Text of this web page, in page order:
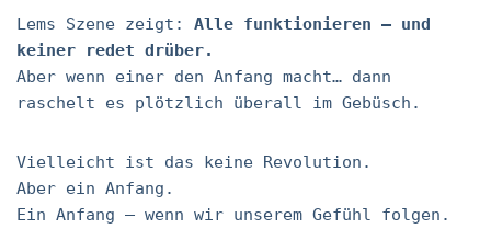
Lems Szene zeigt: Alle funktionieren – und
keiner redet drüber.
Aber wenn einer den Anfang macht… dann
raschelt es plötzlich überall im Gebüsch.
Vielleicht ist das keine Revolution.
Aber ein Anfang.
Ein Anfang – wenn wir unserem Gefühl folgen.